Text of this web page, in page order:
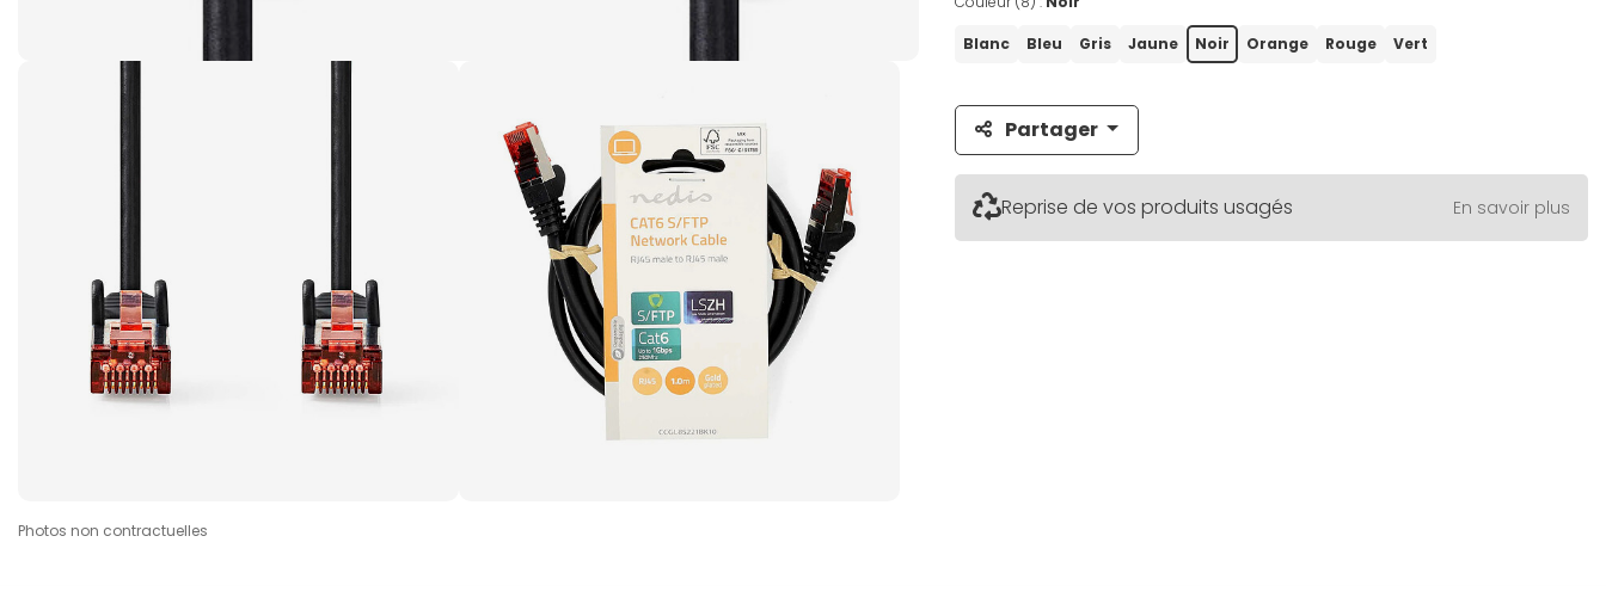
Photos non contractuelles
Blanc Bleu Gris Jaune Noir Orange Rouge Vert
Partager
Reprise de vos produits usagés En savoir plus